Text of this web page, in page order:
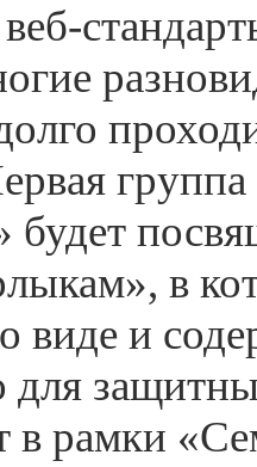
будет
в
виде и
для
в рамки